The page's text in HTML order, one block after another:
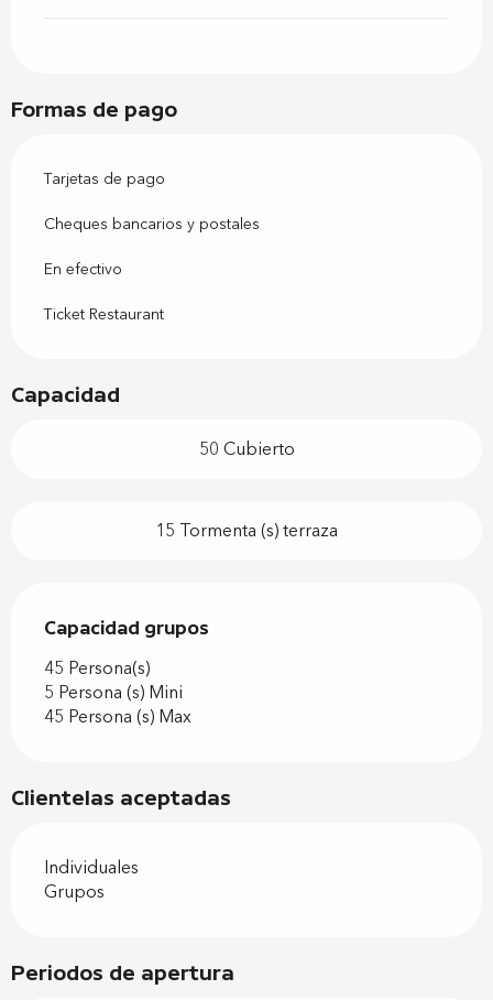
Formas de pago
Tarjetas de pago
Cheques bancarios y postales
En efectivo
Ticket Restaurant
Capacidad
50 Cubierto
15 Tormenta (s) terraza
Capacidad grupos
Capacidad grupos
45 Persona(s)
5 Persona (s) Mini
45 Persona (s) Max
Clientelas aceptadas
Individuales
Grupos
Periodos de apertura